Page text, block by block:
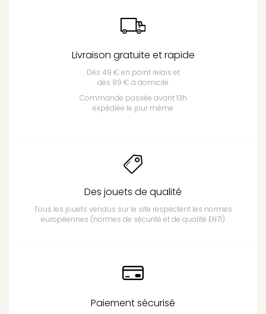
Livraison gratuite et rapide
Dès 49 € en point relais et
dès 89 € à domicile
Commande passée avant 13h
expédiée le jour même
Des jouets de qualité
Tous les jouets vendus sur le site respectent les normes
européennes (normes de sécurité et de qualité EN71)
Paiement sécurisé